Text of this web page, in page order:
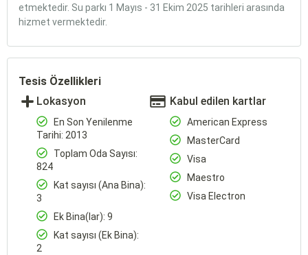
etmektedir. Su parkı 1 Mayıs - 31 Ekim 2025 tarihleri arasında
hizmet vermektedir.
Tesis Özellikleri
Lokasyon
En Son Yenilenme
Tarihi: 2013
Toplam Oda Sayısı:
824
Kat sayısı (Ana Bina):
3
Ek Bina(lar): 9
Kat sayısı (Ek Bina):
2
Kabul edilen kartlar
American Express
MasterCard
Visa
Maestro
Visa Electron